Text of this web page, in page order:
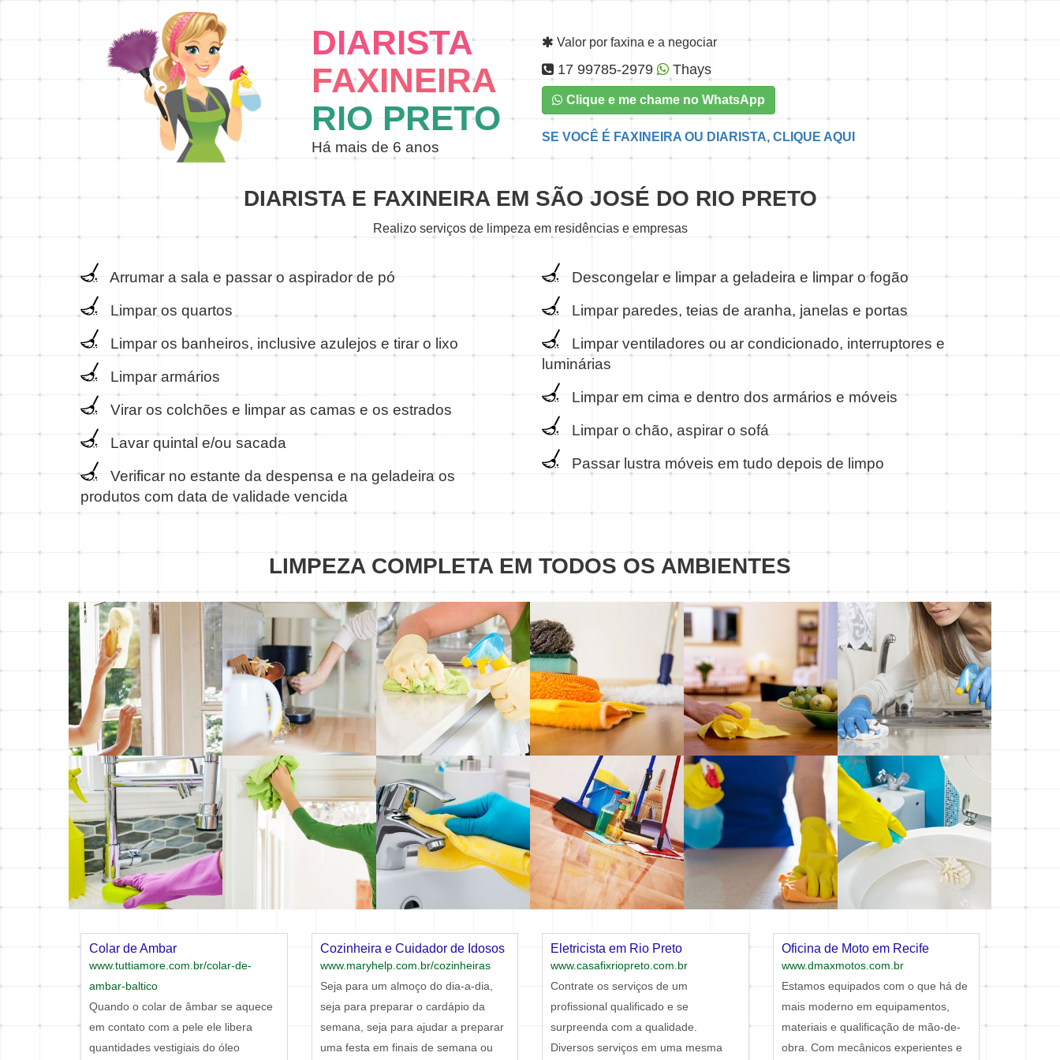
DIARISTA
FAXINEIRA
RIO PRETO
Há mais de 6 anos
Valor por faxina e a negociar
17 99785-2979 Thays
Clique e me chame no WhatsApp
SE VOCÊ É FAXINEIRA OU DIARISTA, CLIQUE AQUI
DIARISTA E FAXINEIRA EM SÃO JOSÉ DO RIO PRETO
Realizo serviços de limpeza em residências e empresas
Arrumar a sala e passar o aspirador de pó
Limpar os quartos
Limpar os banheiros, inclusive azulejos e tirar o lixo
Limpar armários
Virar os colchões e limpar as camas e os estrados
Lavar quintal e/ou sacada
Verificar no estante da despensa e na geladeira os
produtos com data de validade vencida
Descongelar e limpar a geladeira e limpar o fogão
Limpar paredes, teias de aranha, janelas e portas
Limpar ventiladores ou ar condicionado, interruptores e
luminárias
Limpar em cima e dentro dos armários e móveis
Limpar o chão, aspirar o sofá
Passar lustra móveis em tudo depois de limpo
LIMPEZA COMPLETA EM TODOS OS AMBIENTES
Colar de Ambar
www.tuttiamore.com.br/colar-de-
ambar-baltico
Quando o colar de âmbar se aquece
em contato com a pele ele libera
quantidades vestigiais do óleo
Cozinheira e Cuidador de Idosos
www.maryhelp.com.br/cozinheiras
Seja para um almoço do dia-a-dia,
seja para preparar o cardápio da
semana, seja para ajudar a preparar
uma festa em finais de semana ou
Eletricista em Rio Preto
www.casafixriopreto.com.br
Contrate os serviços de um
profissional qualificado e se
surpreenda com a qualidade.
Diversos serviços em uma mesma
Oficina de Moto em Recife
www.dmaxmotos.com.br
Estamos equipados com o que há de
mais moderno em equipamentos,
materiais e qualificação de mão-de-
obra. Com mecânicos experientes e